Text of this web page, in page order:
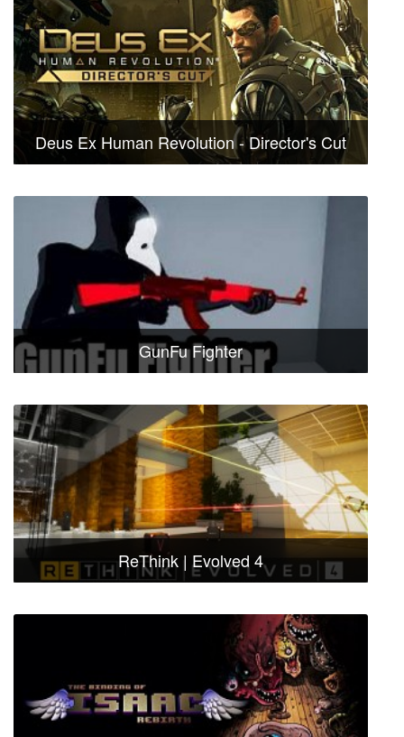
Deus Ex Human Revolution - Director's Cut
GunFu Fighter
ReThink | Evolved 4